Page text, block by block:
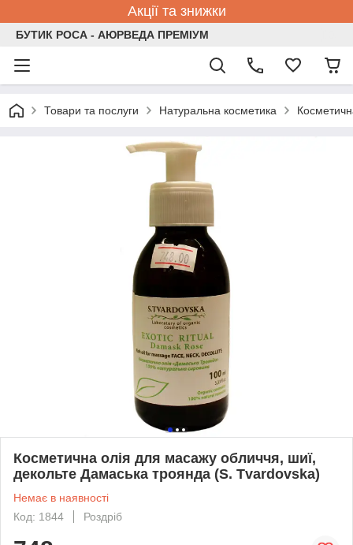
Акції та знижки
БУТИК РОСА - АЮРВЕДА ПРЕМІУМ
Товари та послуги Натуральна косметика
Косметична олія для масажу обличчя, шиї,
декольте Дамаська троянда (S. Tvardovska)
Немає в наявності
Код: 1844
Роздріб